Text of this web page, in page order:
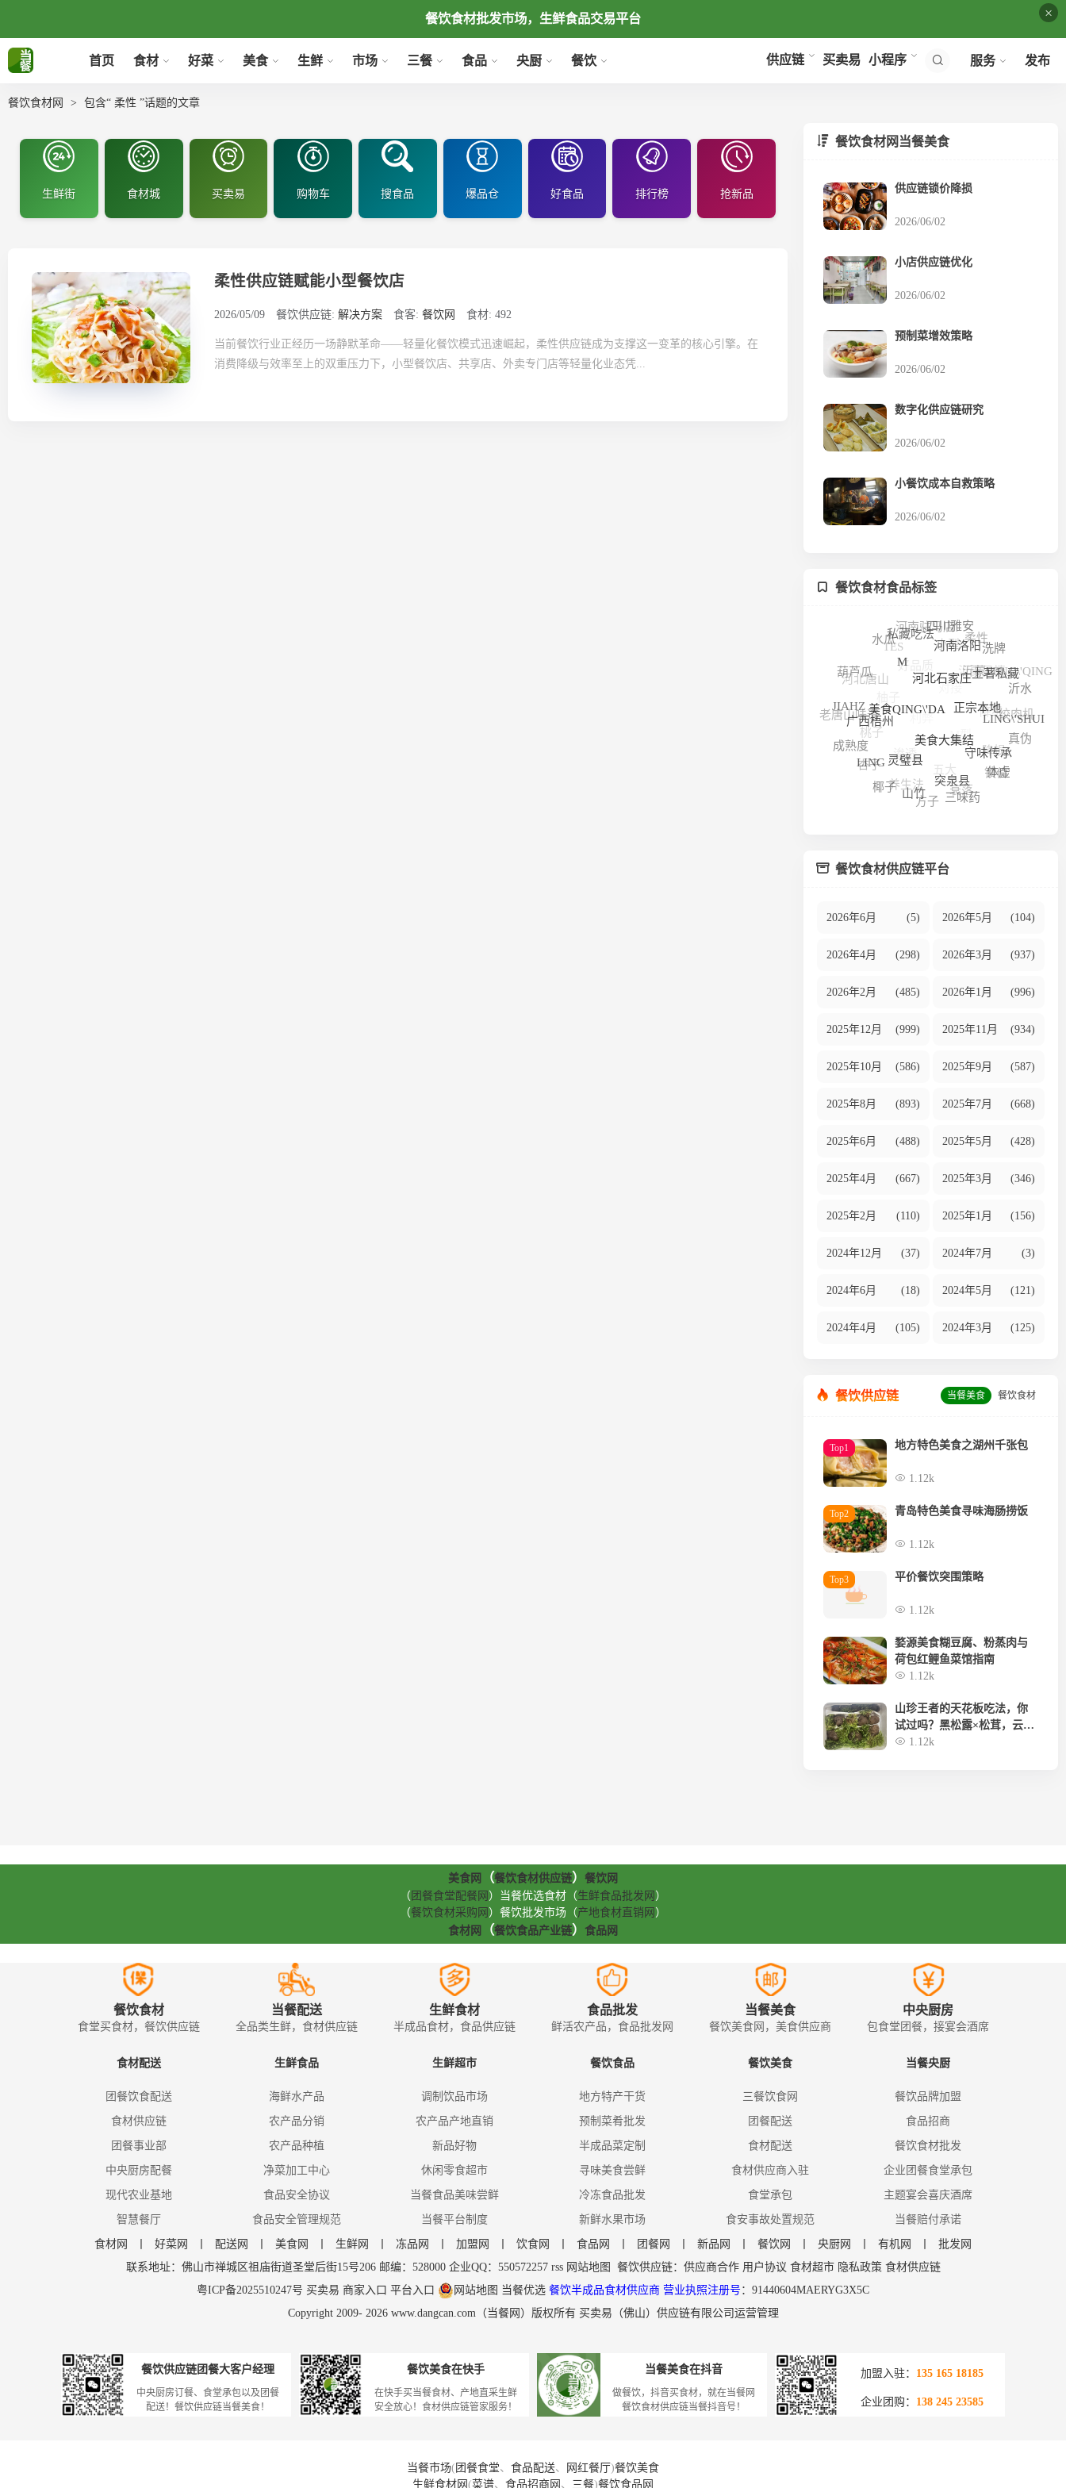
餐饮食材批发市场，生鲜食品交易平台 ×
首页 食材 好菜 美食 生鲜 市场 三餐 食品 央厨 餐饮 供应链 买卖易 小程序 服务 发布
餐饮食材网 包含“ 柔性 ”话题的文章
生鲜街 食材城 买卖易 购物车 搜食品 爆品仓 好食品 排行榜 抢新品
柔性供应链赋能小型餐饮店
2026/05/09 餐饮供应链: 解决方案 食客: 餐饮网 食材: 492
当前餐饮行业正经历一场静默革命——轻量化餐饮模式迅速崛起，柔性供应链成为支撑这一变革的核心引擎。在
消费降级与效率至上的双重压力下，小型餐饮店、共享店、外卖专门店等轻量化业态凭...
餐饮食材网当餐美食
供应链锁价降损
2026/06/02
小店供应链优化
2026/06/02
预制菜增效策略
2026/06/02
数字化供应链研究
2026/06/02
小餐饮成本自救策略
2026/06/02
餐饮食材食品标签
降损
锁价
衰落
降级绞肉机
真伪
体虚
三味药
方子
养生法
利弊
对接
沂蒙风情
沂蒙FENG\'QING
沂水
LING\'SHUI
守味传承
突泉县
山竹
椰子
杏子
桃子
柚子
好品质
小型
柔性
洗牌
土著私藏
正宗本地
美食大集结
灵璧县
LING
成熟度
老唐山味道
河北唐山
TES
河南驻马店
四川雅安
河南洛阳
美食QING\'DA
广西梧州
JIAHZ
葫芦瓜
水瓜私藏吃法
M
餐饮食材供应链平台
2026年6月 (5) 2026年5月 (104)
2026年4月 (298) 2026年3月 (937)
2026年2月 (485) 2026年1月 (996)
2025年12月 (999) 2025年11月 (934)
2025年10月 (586) 2025年9月 (587)
2025年8月 (893) 2025年7月 (668)
2025年6月 (488) 2025年5月 (428)
2025年4月 (667) 2025年3月 (346)
2025年2月 (110) 2025年1月 (156)
2024年12月 (37) 2024年7月 (3)
2024年6月 (18) 2024年5月 (121)
2024年4月 (105) 2024年3月 (125)
餐饮供应链 当餐美食 餐饮食材
Top1 地方特色美食之湖州千张包
1.12k
Top2 青岛特色美食寻味海肠捞饭
1.12k
Top3 平价餐饮突围策略
1.12k
婺源美食糊豆腐、粉蒸肉与
荷包红鲤鱼菜馆指南
1.12k
山珍王者的天花板吃法，你
试过吗？黑松露×松茸，云南
空运，极致体验
1.12k
美食网 （餐饮食材供应链）
餐饮网
（ 团餐食堂配餐网 ）当餐优选食材（生鲜食品批发网 ）
（餐饮食材采购网 ）餐饮批发市场（产地食材直销网 ）
食材网
（餐饮食品产业链） 食品网
餐饮食材
食堂买食材，餐饮供应链
食材配送
团餐饮食配送
食材供应链
团餐事业部
中央厨房配餐
现代农业基地
智慧餐厅
当餐配送
全品类生鲜，食材供应链
生鲜食品
海鲜水产品
农产品分销
农产品种植
净菜加工中心
食品安全协议
食品安全管理规范
生鲜食材
半成品食材，食品供应链
生鲜超市
调制饮品市场
农产品产地直销
新品好物
休闲零食超市
当餐食品美味尝鲜
当餐平台制度
食品批发
鲜活农产品，食品批发网
餐饮食品
地方特产干货
预制菜肴批发
半成品菜定制
寻味美食尝鲜
冷冻食品批发
新鲜水果市场
当餐美食
餐饮美食网，美食供应商
餐饮美食
三餐饮食网
团餐配送
食材配送
食材供应商入驻
食堂承包
食安事故处置规范
中央厨房
包食堂团餐，接宴会酒席
当餐央厨
餐饮品牌加盟
食品招商
餐饮食材批发
企业团餐食堂承包
主题宴会喜庆酒席
当餐赔付承诺
食材网 好菜网 配送网 美食网 生鲜网 冻品网 加盟网 饮食网 食品网 团餐网 新品网 餐饮网 央厨网 有机网
批发网
联系地址：佛山市禅城区祖庙街道圣堂后街15号206 邮编：528000 企业QQ：550572257 rss 网站地图 餐饮供应链： 供应商合作 用户协议 食材超市 隐私政策 食材供应链
粤ICP备2025510247号 买卖易 商家入口 平台入口 网站地图 当餐优选 餐饮半成品食材供应商 营业执照注册号 ：91440604MAERYG3X5C
Copyright 2009- 2026 www.dangcan.com（当餐网）版权所有 买卖易（佛山）供应链有限公司运营管理
餐饮供应链团餐大客户经理
中央厨房订餐、食堂承包以及团餐
配送！餐饮供应链当餐美食！
餐饮美食在快手
在快手买当餐食材、产地直采生鲜
安全放心！食材供应链管家服务！
当餐美食在抖音
做餐饮，抖音买食材，就在当餐网
餐饮食材供应链当餐抖音号！
加盟入驻： 135 165 18185
企业团购： 138 245 23585
当餐市场( 团餐食堂、 食品配送、 网红餐厅)餐饮美食
生鲜食材网 (菜谱、 食品招商网 、 三餐)餐饮食品网